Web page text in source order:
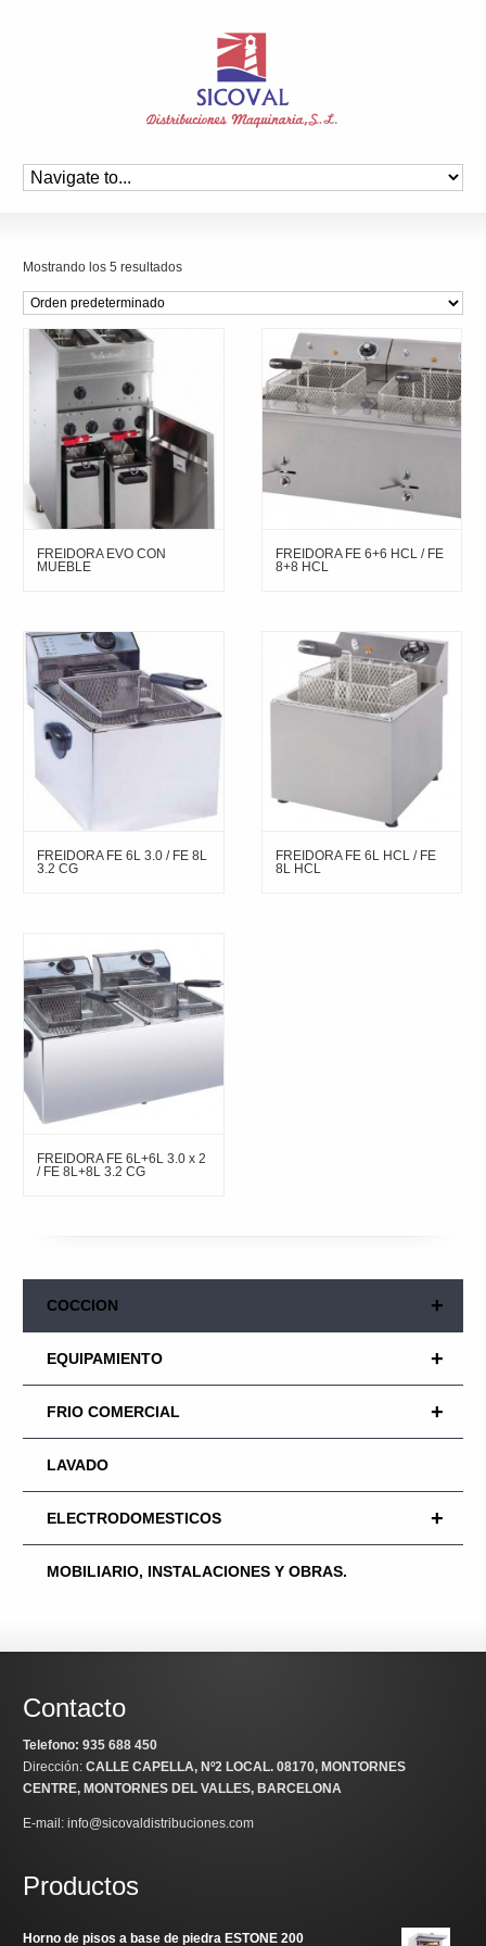
Mostrando los 5 resultados
FREIDORA EVO CON
MUEBLE
FREIDORA FE 6+6 HCL / FE
8+8 HCL
FREIDORA FE 6L 3.0 / FE 8L
3.2 CG
FREIDORA FE 6L HCL / FE
8L HCL
FREIDORA FE 6L+6L 3.0 x 2
/ FE 8L+8L 3.2 CG
+
COCCION
+
EQUIPAMIENTO
+
FRIO COMERCIAL
LAVADO
+
ELECTRODOMESTICOS
MOBILIARIO, INSTALACIONES Y OBRAS.
Contacto
Telefono: 935 688 450
Dirección:CALLE CAPELLA, Nº2 LOCAL. 08170, MONTORNES
CENTRE, MONTORNES DEL VALLES, BARCELONA
E-mail: info@sicovaldistribuciones.com
Productos
Horno de pisos a base de piedra ESTONE 200